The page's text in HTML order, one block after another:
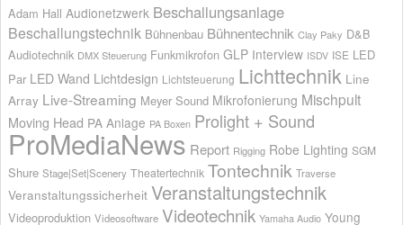
Adam Hall Audionetzwerk Beschallungsanlage
Beschallungstechnik Bühnenbau Bühnentechnik Clay Paky D&B
Audiotechnik DMX Steuerung Funkmikrofon GLP Interview ISDV ISE LED
Par LED Wand Lichtdesign Lichtsteuerung Lichttechnik Line
Array Live-Streaming Meyer Sound Mikrofonierung Mischpult
Moving Head PA Anlage PA Boxen Prolight + Sound
ProMediaNews Report Rigging Robe Lighting SGM
Shure Stage|Set|Scenery Theatertechnik Tontechnik Traverse
Veranstaltungssicherheit Veranstaltungstechnik
Videoproduktion Videosoftware Videotechnik Yamaha Audio Young